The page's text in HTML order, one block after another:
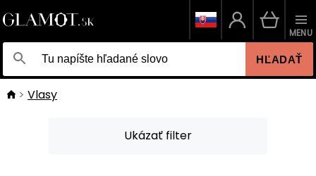
HĽADAŤ
MENU
Vlasy
Ukázať filter